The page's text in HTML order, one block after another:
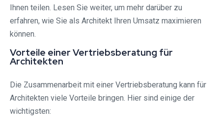
Ihnen teilen. Lesen Sie weiter, um mehr darüber zu
erfahren, wie Sie als Architekt Ihren Umsatz maximieren
können.
Vorteile einer Vertriebsberatung für
Architekten
Die Zusammenarbeit mit einer Vertriebsberatung kann für
Architekten viele Vorteile bringen. Hier sind einige der
wichtigsten: